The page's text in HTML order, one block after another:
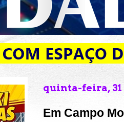
quinta-feira, 31
Em Campo